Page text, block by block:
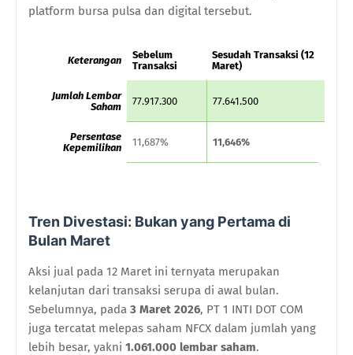
platform bursa pulsa dan digital tersebut.
Keterangan
Sebelum
Transaksi
Sesudah Transaksi (12
Maret)
Jumlah Lembar
Saham
77.917.300 77.641.500
Persentase
Kepemilikan
11,687% 11,646%
Tren Divestasi: Bukan yang Pertama di
Bulan Maret
Aksi jual pada 12 Maret ini ternyata merupakan
kelanjutan dari transaksi serupa di awal bulan.
Sebelumnya, pada 3 Maret 2026, PT 1 INTI DOT COM
juga tercatat melepas saham NFCX dalam jumlah yang
lebih besar, yakni 1.061.000 lembar saham.